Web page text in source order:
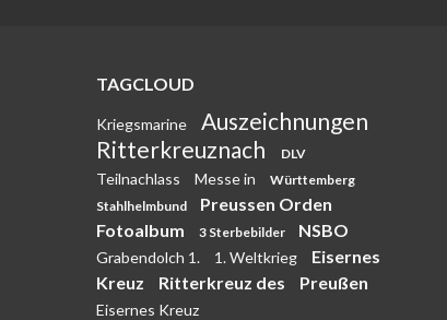
TAGCLOUD
Kriegsmarine
Auszeichnungen
Ritterkreuznach
DLV
Teilnachlass Messe in
Württemberg
Stahlhelmbund
Preussen Orden
Fotoalbum
3 Sterbebilder NSBO
Grabendolch 1. 1. Weltkrieg
Eisernes
Kreuz
Ritterkreuz des Preußen
Eisernes Kreuz